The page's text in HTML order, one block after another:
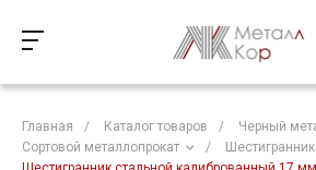
Главная / Каталог товаров / Черный
Сортовой металлопрокат
/